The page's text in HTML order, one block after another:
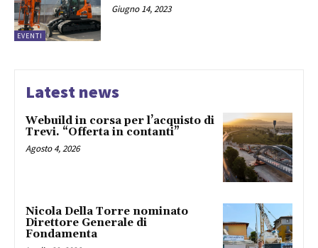
EVENTI
Giugno 14, 2023
Latest news
Webuild in corsa per l’acquisto di
Trevi. “Offerta in contanti”
Agosto 4, 2026
Nicola Della Torre nominato
Direttore Generale di
Fondamenta